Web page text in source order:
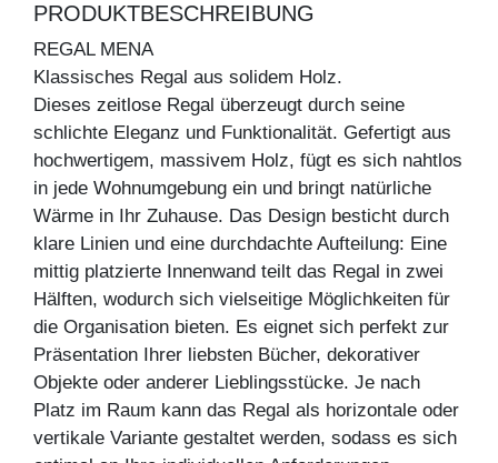
PRODUKTBESCHREIBUNG
REGAL MENA
Klassisches Regal aus solidem Holz.
Dieses zeitlose Regal überzeugt durch seine
schlichte Eleganz und Funktionalität. Gefertigt aus
hochwertigem, massivem Holz, fügt es sich nahtlos
in jede Wohnumgebung ein und bringt natürliche
Wärme in Ihr Zuhause. Das Design besticht durch
klare Linien und eine durchdachte Aufteilung: Eine
mittig platzierte Innenwand teilt das Regal in zwei
Hälften, wodurch sich vielseitige Möglichkeiten für
die Organisation bieten. Es eignet sich perfekt zur
Präsentation Ihrer liebsten Bücher, dekorativer
Objekte oder anderer Lieblingsstücke. Je nach
Platz im Raum kann das Regal als horizontale oder
vertikale Variante gestaltet werden, sodass es sich